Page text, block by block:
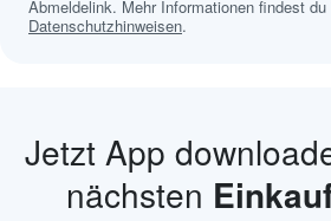
Abmeldelink. Mehr Informationen findest du
Datenschutzhinweisen.
Jetzt App
nächsten